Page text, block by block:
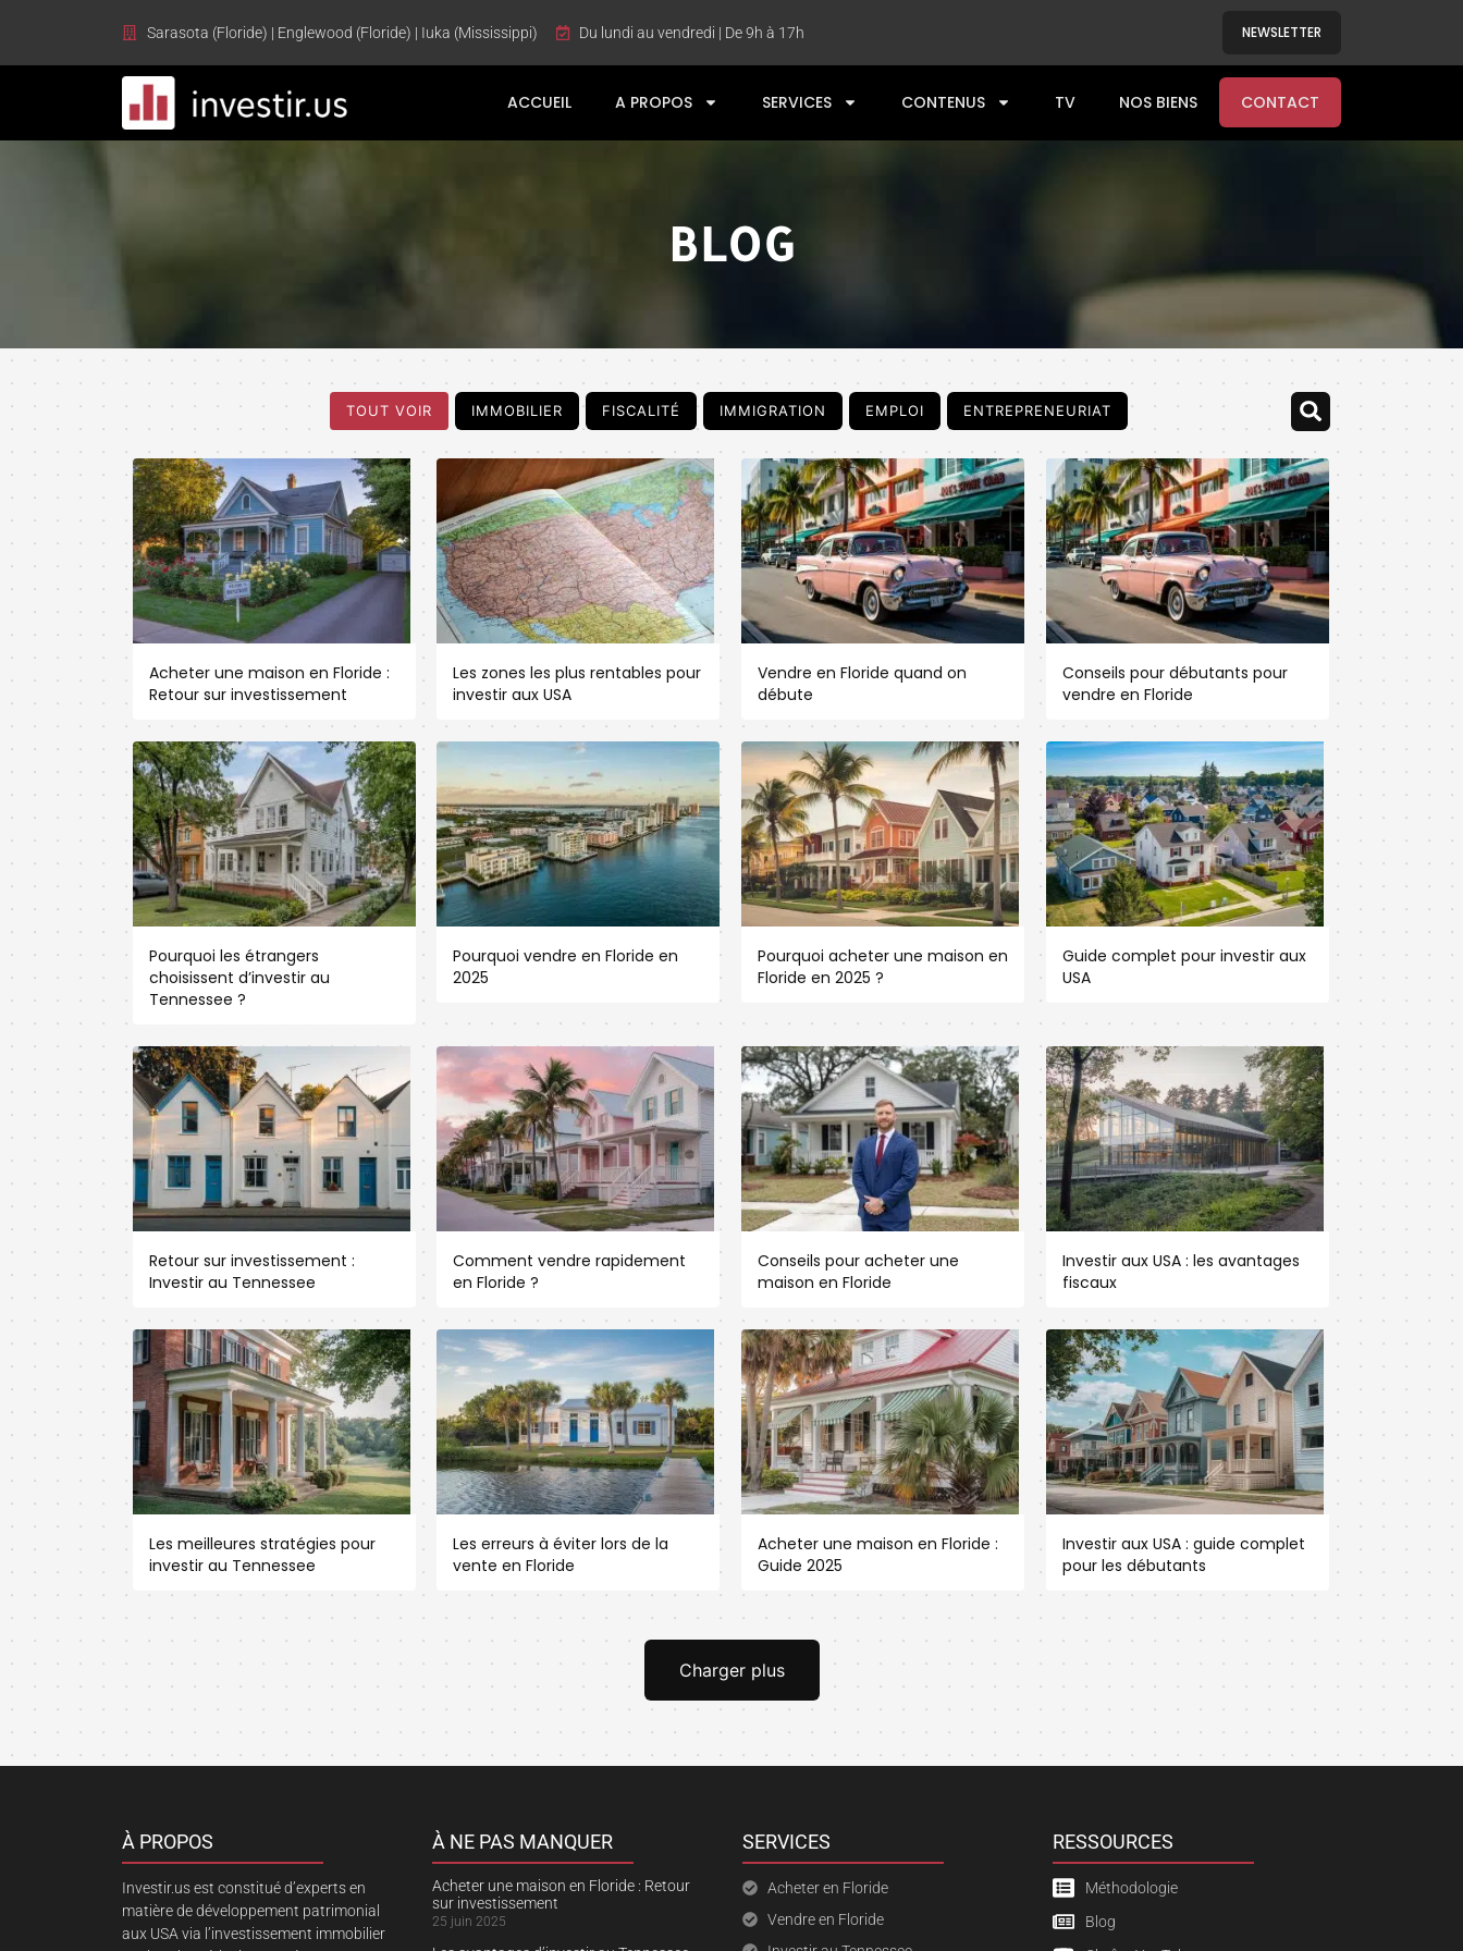
Sarasota (Floride) | Englewood (Floride) | Iuka (Mississippi) Du lundi au vendredi | De 9h à 17h NEWSLETTER
ACCUEIL A PROPOS SERVICES CONTENUS TV NOS BIENS CONTACT
BLOG
TOUT VOIR IMMOBILIER FISCALITÉ IMMIGRATION EMPLOI ENTREPRENEURIAT
Acheter une maison en Floride :
Retour sur investissement
Les zones les plus rentables pour
investir aux USA
Vendre en Floride quand on
débute
Conseils pour débutants pour
vendre en Floride
Pourquoi les étrangers
choisissent d’investir au
Tennessee ?
Pourquoi vendre en Floride en
2025
Pourquoi acheter une maison en
Floride en 2025 ?
Guide complet pour investir aux
USA
Retour sur investissement :
Investir au Tennessee
Comment vendre rapidement
en Floride ?
Conseils pour acheter une
maison en Floride
Investir aux USA : les avantages
fiscaux
Les meilleures stratégies pour
investir au Tennessee
Les erreurs à éviter lors de la
vente en Floride
Acheter une maison en Floride :
Guide 2025
Investir aux USA : guide complet
pour les débutants
Charger plus
À PROPOS
Investir.us est constitué d’experts en
matière de développement patrimonial
aux USA via l’investissement immobilier
À NE PAS MANQUER
Acheter une maison en Floride : Retour
sur investissement
25 juin 2025
SERVICES
Acheter en Floride
Vendre en Floride
RESSOURCES
Méthodologie
Blog